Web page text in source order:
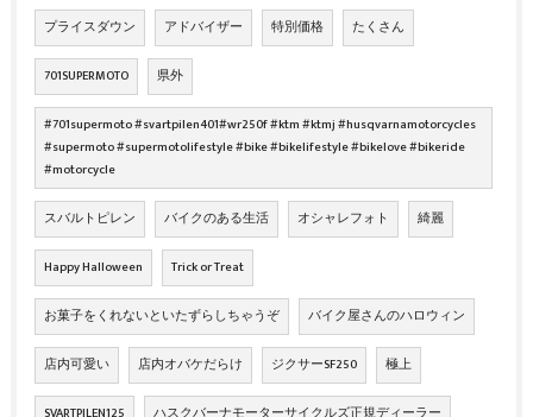
プライスダウン アドバイザー 特別価格 たくさん
701SUPERMOTO 県外
#701supermoto #svartpilen401#wr250f #ktm #ktmj #husqvarnamotorcycles
#supermoto #supermotolifestyle #bike #bikelifestyle #bikelove #bikeride
#motorcycle
スバルトピレン バイクのある生活 オシャレフォト 綺麗
Happy Halloween Trick or Treat
お菓子をくれないといたずらしちゃうぞ バイク屋さんのハロウィン
店内可愛い 店内オバケだらけ ジクサーSF250 極上